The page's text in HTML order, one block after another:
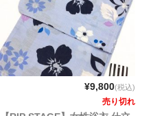
¥9,800(税込)
売り切れ